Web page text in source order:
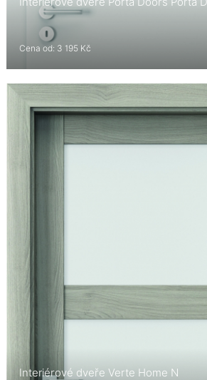
Cena od: 3 195 Kč
Interiérové dveře Verte Home N